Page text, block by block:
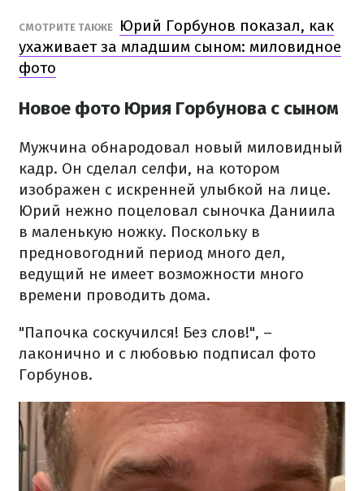
СМОТРИТЕ ТАКЖЕ
Юрий Горбунов показал, как
ухаживает за младшим сыном: миловидное
фото
Новое фото Юрия Горбунова с сыном
Мужчина обнародовал новый миловидный
кадр. Он сделал селфи, на котором
изображен с искренней улыбкой на лице.
Юрий нежно поцеловал сыночка Даниила
в маленькую ножку. Поскольку в
предновогодний период много дел,
ведущий не имеет возможности много
времени проводить дома.
"Папочка соскучился! Без слов!", –
лаконично и с любовью подписал фото
Горбунов.